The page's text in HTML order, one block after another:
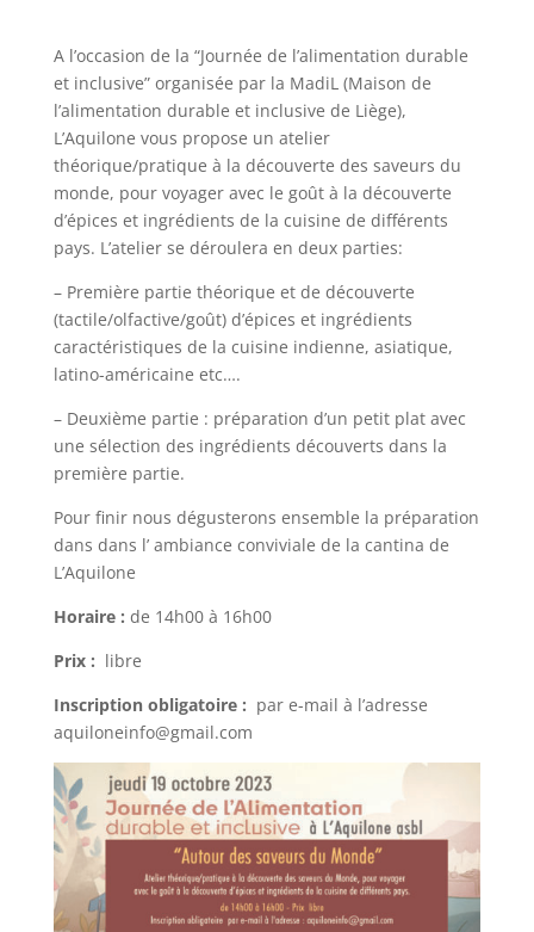
A l’occasion de la “Journée de l’alimentation durable
et inclusive” organisée par la MadiL (Maison de
l’alimentation durable et inclusive de Liège),
L’Aquilone vous propose un atelier
théorique/pratique à la découverte des saveurs du
monde, pour voyager avec le goût à la découverte
d’épices et ingrédients de la cuisine de différents
pays. L’atelier se déroulera en deux parties:
– Première partie théorique et de découverte
(tactile/olfactive/goût) d’épices et ingrédients
caractéristiques de la cuisine indienne, asiatique,
latino-américaine etc….
– Deuxième partie : préparation d’un petit plat avec
une sélection des ingrédients découverts dans la
première partie.
Pour finir nous dégusterons ensemble la préparation
dans dans l’ ambiance conviviale de la cantina de
L’Aquilone
Horaire : de 14h00 à 16h00
Prix : libre
Inscription obligatoire : par e-mail à l’adresse
aquiloneinfo@gmail.com